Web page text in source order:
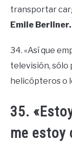
transportar
Emile Berliner.
34. «Así que
televisión, sólo
helicópteros o
35.
me estoy